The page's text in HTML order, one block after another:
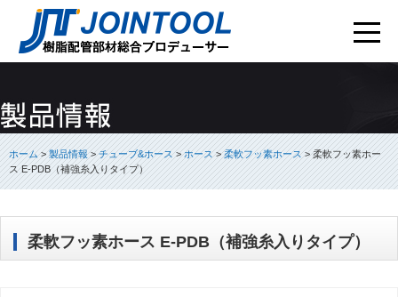
ホーム>製品情報>チューブ&ホース>ホース>柔軟フッ素ホース>柔軟フッ素ホー
ス E-PDB（補強糸入りタイプ）
柔軟フッ素ホース E-PDB（補強糸入りタイプ）